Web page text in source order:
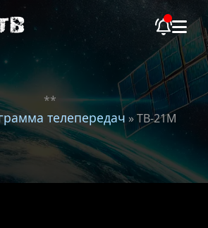
**
телепередач » ТВ-21M